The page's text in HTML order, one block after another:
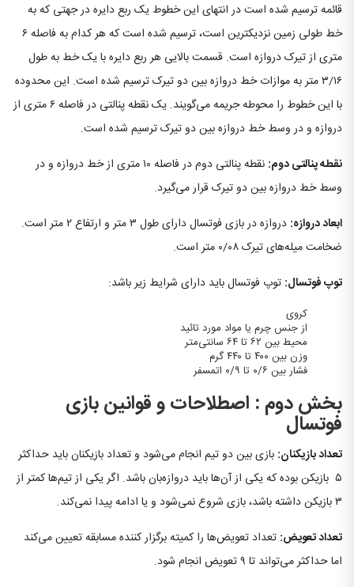
قائمه ترسیم شده است در انتهای این خطوط یک ربع دایره در جهتی که به
خط طولی زمین نزدیکترین است، ترسیم شده است که هر کدام به فاصله ۶
متری از تیرک دروازه است. قسمت بالایی هر ربع دایره با یک خط به طول
۳/۱۶ متر به موازات خط دروازه بین دو تیرک ترسیم شده است. این محدوده
با این خطوط را محوطه جریمه می‌گویند. یک نقطه پنالتی در فاصله ۶ متری از
دروازه و در وسط خط دروازه بین دو تیرک ترسیم شده است.
نقطه پنالتی دوم:
نقطه پنالتی دوم در فاصله ۱۰ متری از خط دروازه و در
وسط خط دروازه بین دو تیرک قرار می‌گیرد.
ابعاد دروازه:
دروازه در بازی فوتسال دارای طول ۳ متر و ارتفاع ۲ متر است.
ضخامت میله‌های تیرک ۰/۰۸ متر است.
توپ فوتسال: توپ فوتسال باید دارای شرایط زیر باشد:
کروی
از جنس چرم یا مواد مورد تائید
محیط بین ۶۲ تا ۶۴ سانتی‌متر
وزن بین ۴۰۰ تا ۴۴۰ گرم
فشار بین ۰/۶ تا ۰/۹ اتمسفر
بخش دوم : اصطلاحات و قوانین بازی
فوتسال
تعداد بازیکنان: بازی بین دو تیم انجام می‌شود و تعداد بازیکنان باید حداکثر
۵ بازیکن بوده که یکی از آن‌ها باید دروازه‌بان باشد. اگر یکی از تیم‌ها کمتر از
۳ بازیکن داشته باشد، بازی شروع نمی‌شود و یا ادامه پیدا نمی‌کند.
تعداد تعویض: تعداد تعویض‌ها را کمیته برگزار کننده مسابقه تعیین می‌کند
اما حداکثر می‌تواند تا ۹ تعویض انجام شود.